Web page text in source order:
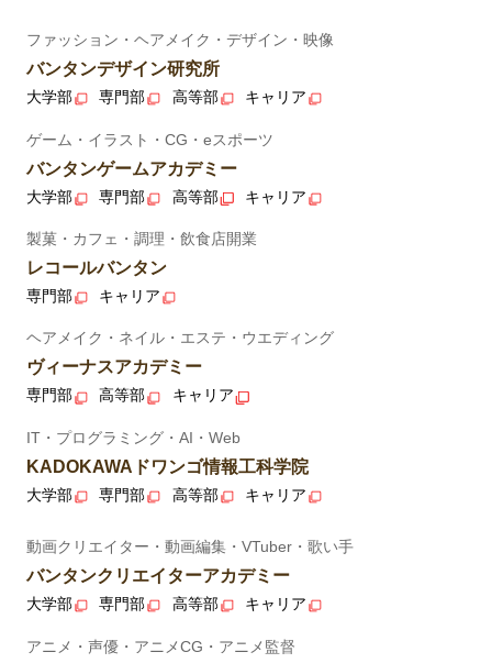
ファッション・ヘアメイク・デザイン・映像
バンタンデザイン研究所
大学部 専門部 高等部 キャリア
ゲーム・イラスト・CG・eスポーツ
バンタンゲームアカデミー
大学部 専門部 高等部 キャリア
製菓・カフェ・調理・飲食店開業
レコールバンタン
専門部 キャリア
ヘアメイク・ネイル・エステ・ウエディング
ヴィーナスアカデミー
専門部 高等部 キャリア
IT・プログラミング・AI・Web
KADOKAWAドワンゴ情報工科学院
大学部 専門部 高等部 キャリア
動画クリエイター・動画編集・VTuber・歌い手
バンタンクリエイターアカデミー
大学部 専門部 高等部 キャリア
アニメ・声優・アニメCG・アニメ監督